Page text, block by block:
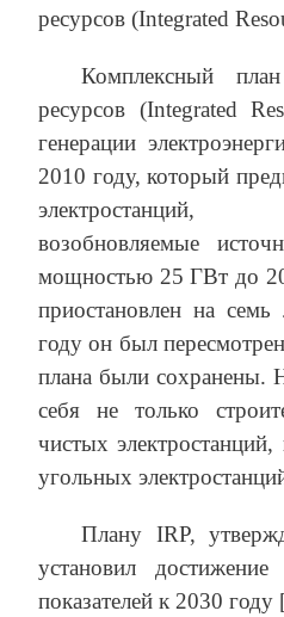
ресурсов (Integrated
Комплексный
ресурсов (Integrated
генерации
2010 году, который
возобновляемые
мощностью 25 ГВт до
приостановлен на
году он был
плана были сохранены.
себя не только
чистых
угольных
Плану IRP,
установил
показателей к 2030 году